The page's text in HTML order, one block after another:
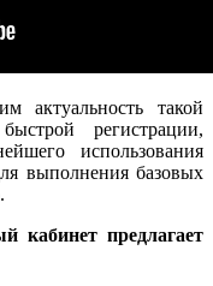
актуальность такой
регистрации,
использования
выполнения базовых
предлагает